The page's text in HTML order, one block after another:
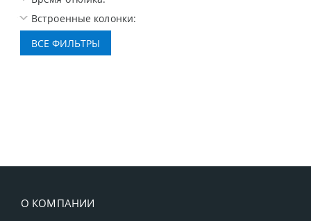
Встроенные колонки:
О КОМПАНИИ